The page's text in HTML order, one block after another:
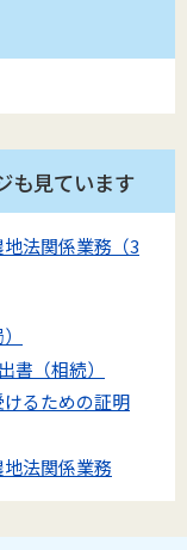
も見ています
法関係業務（3
書（相続）
るための証明
法関係業務